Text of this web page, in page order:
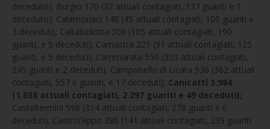
deceduto); Burgio 170 (32 attuali contagiati, 137 guariti e 1
deceduto); Calamonaci 148 (45 attuali contagiati, 100 guariti e
3 deceduti); Caltabellotta 300 (105 attuali contagiati, 190
guariti, e 5 deceduti); Camastra 221 (91 attuali contagiati, 125
guariti, e 5 deceduti); Cammarata 550 (303 attuali contagiati,
245 guariti e 2 deceduti); Campobello di Licata 936 (362 attuali
contagiati, 557 e guariti, e 17 deceduti); Canicattì 3.984
(1.638 attuali contagiati, 2.297 guariti e 49 deceduti);
Casteltermini 598 (314 attuali contagiati, 278 guariti e 6
deceduti); Castrofilippo 386 (141 attuali contagiati, 239 guariti